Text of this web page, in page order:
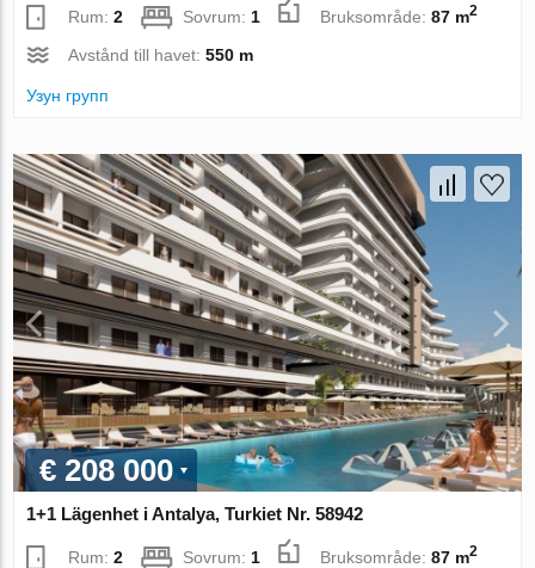
Rum:2 Sovrum: 1 Bruksområde:87 m2
Avstånd till havet:550 m
Узун групп
€ 208 000
1+1 Lägenhet i Antalya, Turkiet Nr. 58942
Rum:2 Sovrum: 1 Bruksområde:87 m2